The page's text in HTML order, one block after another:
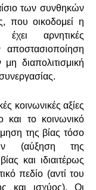
των συνθηκών
που οικοδομεί η
αρνητικές
αποστασιοποίηση
διαπολιτισμική
κοινωνικές αξίες
και το κοινωνικό
της βίας τόσο
(αύξηση της
και ιδιαιτέρως
πεδίο (αντί του
και ισχύος). Οι